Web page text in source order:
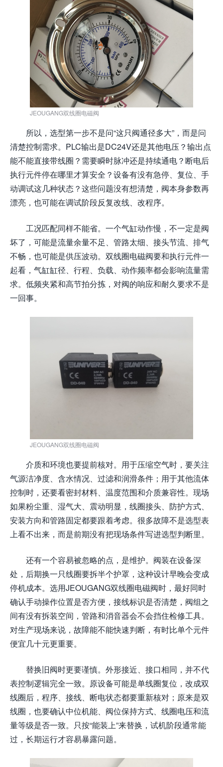
JEOUGANG双线圈电磁阀
所以，选型第一步不是问“这只阀通径多大”，而是问
清楚控制需求。PLC输出是DC24V还是其他电压？输出点
能不能直接带线圈？需要瞬时脉冲还是持续通电？断电后
执行元件停在哪里才算安全？设备有没有急停、复位、手
动调试这几种状态？这些问题没有想清楚，阀本身参数再
漂亮，也可能在调试阶段反复改线、改程序。
工况匹配同样不能省。一个气缸动作慢，不一定是阀
坏了，可能是流量余量不足、管路太细、接头节流、排气
不畅，也可能是供压波动。双线圈电磁阀要和执行元件一
起看，气缸缸径、行程、负载、动作频率都会影响流量需
求。低频夹紧和高节拍分拣，对阀的响应和耐久要求不是
一回事。
JEOUGANG双线圈电磁阀
介质和环境也要提前核对。用于压缩空气时，要关注
气源洁净度、含水情况、过滤和润滑条件；用于其他流体
控制时，还要看密封材料、温度范围和介质兼容性。现场
如果粉尘重、湿气大、震动明显，线圈接头、防护方式、
安装方向和管路固定都要跟着考虑。很多故障不是选型表
上看不出来，而是前期没有把现场条件写进选型判断里。
还有一个容易被忽略的点，是维护。阀装在设备深
处，后期换一只线圈要拆半个护罩，这种设计早晚会变成
停机成本。选用JEOUGANG双线圈电磁阀时，最好同时
确认手动操作位置是否方便，接线标识是否清楚，阀组之
间有没有拆装空间，管路和消音器会不会挡住检修工具。
对生产现场来说，故障能不能快速判断，有时比单个元件
便宜几十元更重要。
替换旧阀时更要谨慎。外形接近、接口相同，并不代
表控制逻辑完全一致。原设备可能是单线圈复位，改成双
线圈后，程序、接线、断电状态都要重新核对；原来是双
线圈，也要确认中位机能、阀位保持方式、线圈电压和流
量等级是否一致。只按“能装上”来替换，试机阶段通常能
过，长期运行才容易暴露问题。